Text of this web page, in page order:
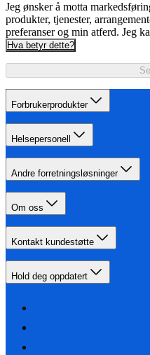
Jeg ønsker å motta
produkter, tjenester,
preferanser og min atferd. Jeg
Hva betyr dette?
Forbrukerprodukter
Helsepersonell
Andre forretningsløsninger
Om oss
Kontakt kundestøtte
Hold deg oppdatert